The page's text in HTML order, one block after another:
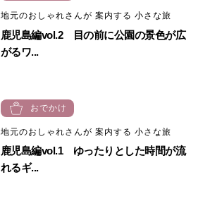
地元のおしゃれさんが 案内する 小さな旅
鹿児島編vol.2 目の前に公園の景色が広
がるワ...
おでかけ
地元のおしゃれさんが 案内する 小さな旅
鹿児島編vol.1 ゆったりとした時間が流
れるギ...